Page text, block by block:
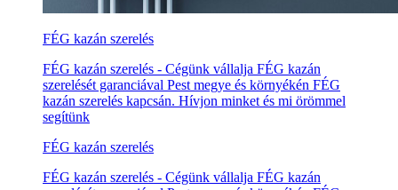
FÉG kazán szerelés
FÉG kazán szerelés - Cégünk vállalja FÉG kazán
szerelését garanciával Pest megye és környékén FÉG
kazán szerelés kapcsán. Hívjon minket és mi örömmel
segítünk
FÉG kazán szerelés
FÉG kazán szerelés - Cégünk vállalja FÉG kazán